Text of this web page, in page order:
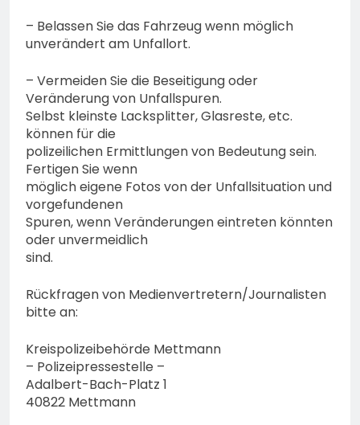
– Belassen Sie das Fahrzeug wenn möglich
unverändert am Unfallort.
– Vermeiden Sie die Beseitigung oder
Veränderung von Unfallspuren.
Selbst kleinste Lacksplitter, Glasreste, etc.
können für die
polizeilichen Ermittlungen von Bedeutung sein.
Fertigen Sie wenn
möglich eigene Fotos von der Unfallsituation und
vorgefundenen
Spuren, wenn Veränderungen eintreten könnten
oder unvermeidlich
sind.
Rückfragen von Medienvertretern/Journalisten
bitte an:
Kreispolizeibehörde Mettmann
– Polizeipressestelle –
Adalbert-Bach-Platz 1
40822 Mettmann